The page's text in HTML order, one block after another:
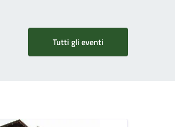
Tutti gli eventi